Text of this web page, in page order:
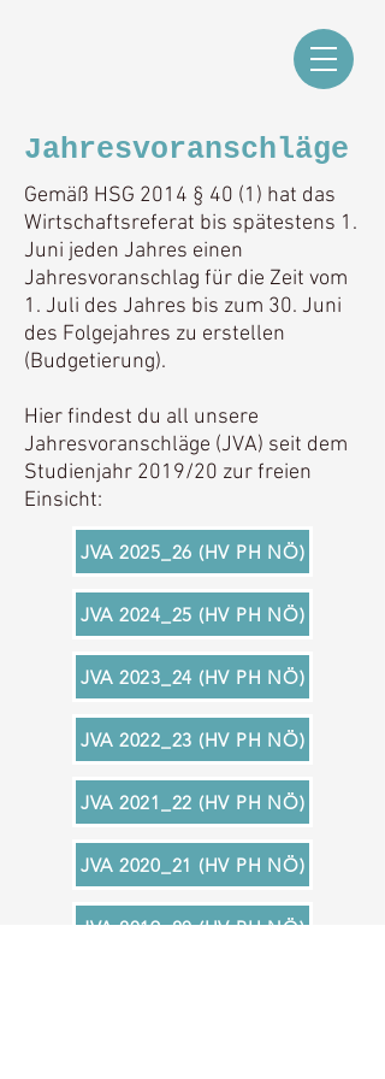
Jahresvoranschläge
Gemäß HSG 2014 § 40 (1) hat das
Wirtschaftsreferat bis spätestens 1.
Juni jeden Jahres einen
Jahresvoranschlag für die Zeit vom
1. Juli des Jahres bis zum 30. Juni
des Folgejahres zu erstellen
(Budgetierung). ​
Hier findest du all unsere
Jahresvoranschläge (JVA) seit dem
Studienjahr 2019/20 zur freien
Einsicht:
JVA 2025_26 (HV PH NÖ)
JVA 2024_25 (HV PH NÖ)
JVA 2023_24 (HV PH NÖ)
JVA 2022_23 (HV PH NÖ)
JVA 2021_22 (HV PH NÖ)
JVA 2020_21 (HV PH NÖ)
JVA 2019_20 (HV PH NÖ)